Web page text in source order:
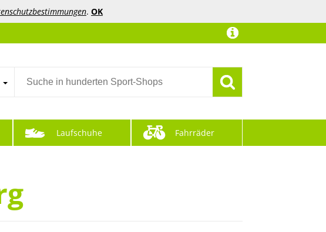
. OK
Laufschuhe Fahrräder